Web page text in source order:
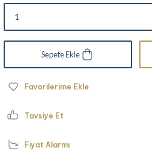
Sepete Ekle
Tavsiye Et
Fiyat Alarmı